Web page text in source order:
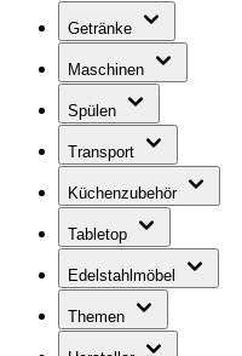
Getränke
Maschinen
Spülen
Transport
Küchenzubehör
Tabletop
Edelstahlmöbel
Themen